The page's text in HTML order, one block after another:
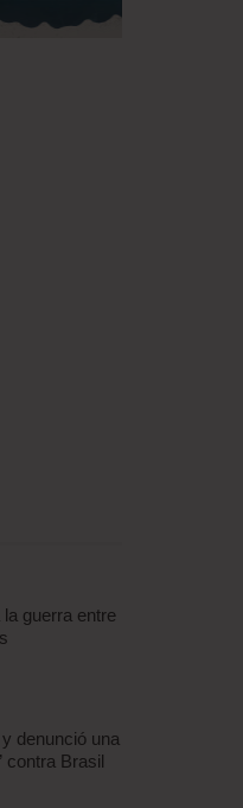
guerra entre
denunció una
contra Brasil